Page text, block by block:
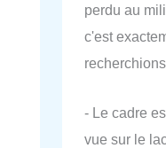
perdu au
c'est
recherchions.
- Le cadre
vue sur le